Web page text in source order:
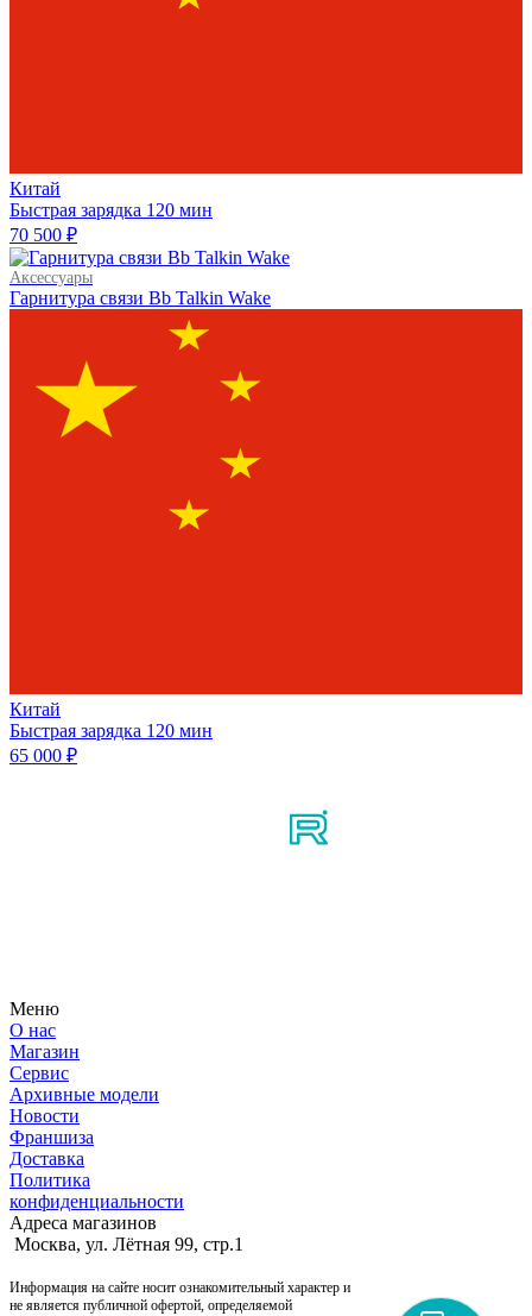
Китай
Быстрая зарядка 120 мин
70 500 ₽
Аксессуары
Гарнитура связи Bb Talkin Wake
Китай
Быстрая зарядка 120 мин
65 000 ₽
Меню
О нас
Магазин
Сервис
Архивные модели
Новости
Франшиза
Доставка
Политика
конфиденциальности
Адреса магазинов
Москва, ул. Лётная 99, стр.1
Информация на сайте носит ознакомительный характер и
не является публичной офертой, определяемой